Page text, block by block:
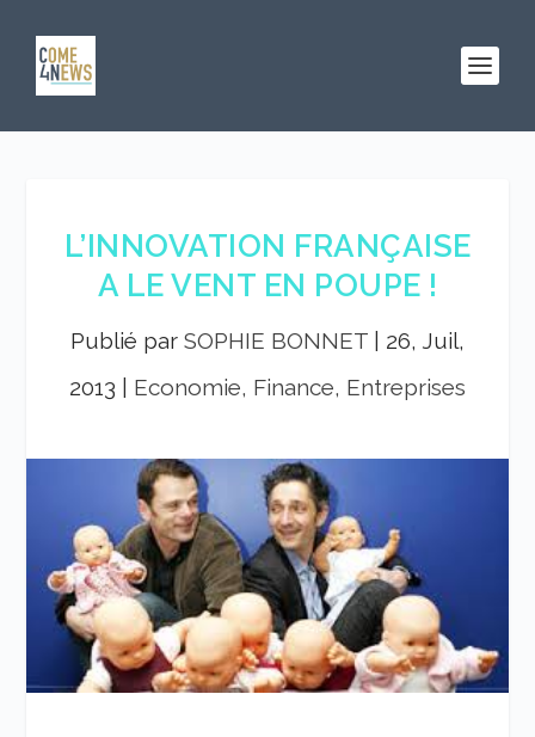
L’INNOVATION FRANÇAISE
A LE VENT EN POUPE !
Publié par SOPHIE BONNET
26, Juil,
2013
Economie, Finance, Entreprises